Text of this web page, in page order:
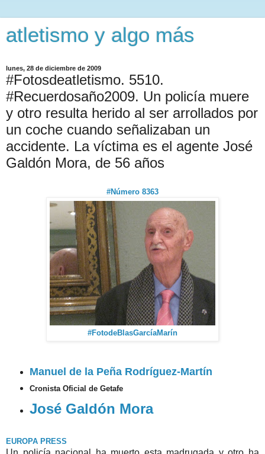
atletismo y algo más
lunes, 28 de diciembre de 2009
#Fotosdeatletismo. 5510.
#Recuerdosaño2009. Un policía muere
y otro resulta herido al ser arrollados por
un coche cuando señalizaban un
accidente. La víctima es el agente José
Galdón Mora, de 56 años
#Número 8363
#FotodeBlasGarcíaMarín
Manuel de la Peña Rodríguez-Martín
Cronista Oficial de Getafe
José Galdón Mora
EUROPA PRESS